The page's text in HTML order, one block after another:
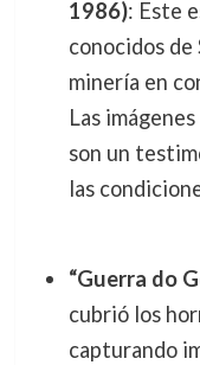
1986): Este
conocidos de
minería en
Las
son un
las
“Guerra do
cubrió los
capturando